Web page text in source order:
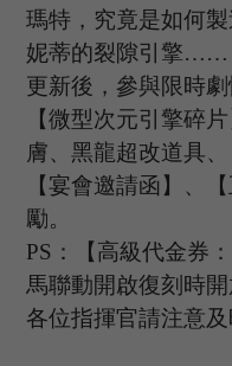
瑪特，究竟是如何
妮蒂的裂隙引擎……
更新後，參與限時
【微型次元引擎碎
膚、黑龍超改道具
【宴會邀請函】、
勵。
PS：【高級代金券
馬聯動開啟復刻時
各位指揮官請注意及